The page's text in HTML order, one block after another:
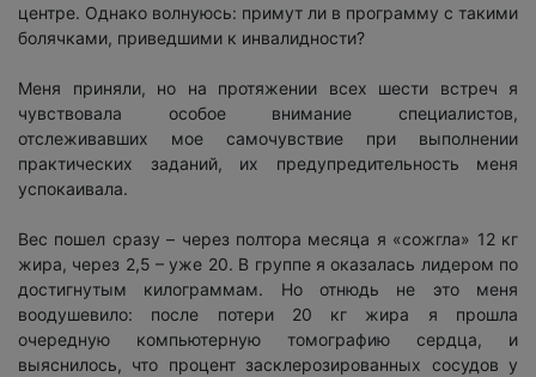
центре. Однако волнуюсь: примут ли в программу с такими
болячками, приведшими к инвалидности?
Меня приняли, но на протяжении всех шести встреч я
чувствовала особое внимание специалистов,
отслеживавших мое самочувствие при выполнении
практических заданий, их предупредительность меня
успокаивала.
Вес пошел сразу – через полтора месяца я «сожгла» 12 кг
жира, через 2,5 – уже 20. В группе я оказалась лидером по
достигнутым килограммам. Но отнюдь не это меня
воодушевило: после потери 20 кг жира я прошла
очередную компьютерную томографию сердца, и
выяснилось, что процент засклерозированных сосудов у